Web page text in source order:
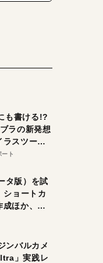
も書ける!?
ラの新発想
ラスツーウ
。持ち替
ート
タ版）を試
ョートカ
成ほか、期
5選。
そこ！
ンバルカメ
」実践レ